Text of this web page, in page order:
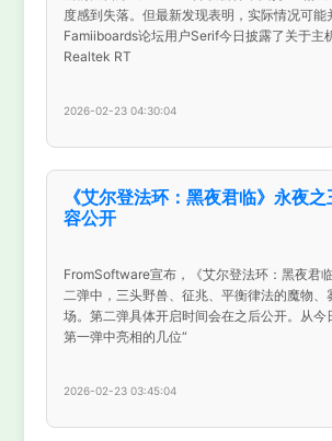
度感到失落。但最新发现表明，实际情况可能
Famiiboards论坛用户Serif今日披露了关于主
Realtek RT
2026-02-23 04:30:04
《艾尔登法环：黑夜君临》永夜
容公开
FromSoftware宣布，《艾尔登法环：黑夜君
二弹中，三头野兽、征兆、平衡律法的魔物、
场。第二弹具体开启时间会在之后公开。从今
第一弹中亮相的几位“
2026-02-23 03:45:04